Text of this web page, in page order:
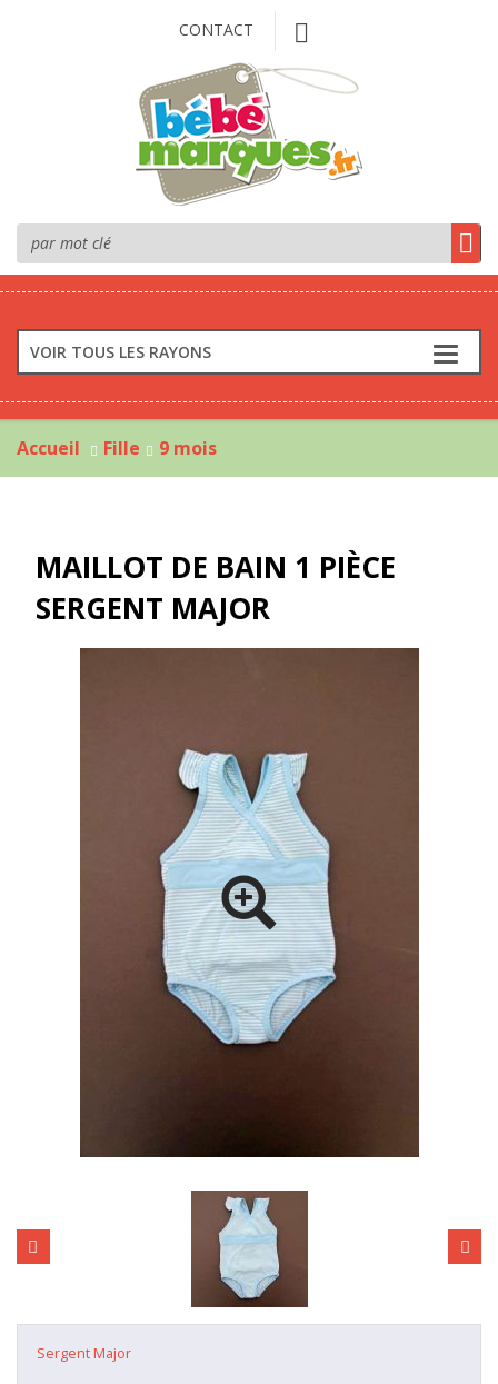
CONTACT
VOIR TOUS LES RAYONS
Accueil Fille 9 mois
MAILLOT DE BAIN 1 PIÈCE
SERGENT MAJOR
Sergent Major